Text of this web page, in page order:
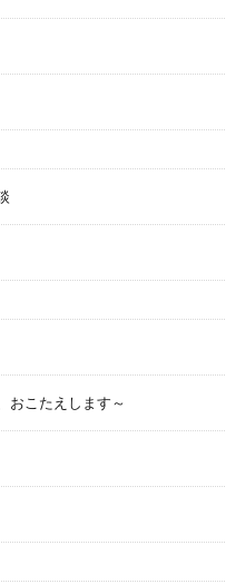
おこたえします～